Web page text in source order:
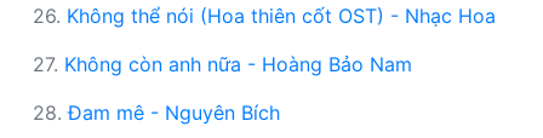
26. Không thể nói (Hoa thiên cốt OST) - Nhạc Hoa
27. Không còn anh nữa - Hoàng Bảo Nam
28.Đam mê - Nguyên Bích